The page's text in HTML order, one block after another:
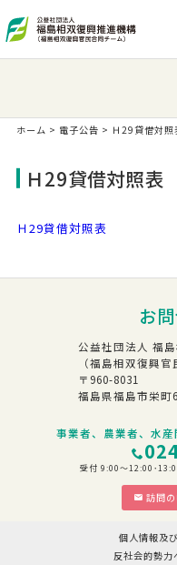
ホーム > 電子公告 > Ｈ29貸借対照
Ｈ29貸借対照表
Ｈ29貸借対照表
お
公益社団法人 福
（福島相双復興官
〒960-8031
福島県福島市栄町
事業者、農業者、水
受付 9:00～12:00･
訪問
個人情報及
反社会的勢力